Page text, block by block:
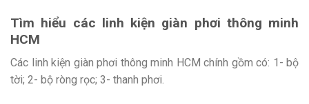
Tìm hiểu các linh kiện giàn phơi thông minh
HCM
Các linh kiện giàn phơi thông minh HCM chính gồm có: 1- bộ
tời; 2- bộ ròng rọc; 3- thanh phơi.